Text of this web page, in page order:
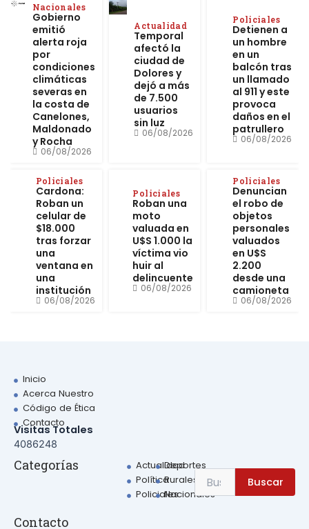
Nacionales
Gobierno
emitió
alerta roja
por
condiciones
climáticas
severas en
la costa de
Canelones,
Maldonado
y Rocha
06/08/2026
Actualidad
Temporal
afectó la
ciudad de
Dolores y
dejó a más
de 7.500
usuarios
sin luz
06/08/2026
Policiales
Detienen a
un hombre
en un
balcón tras
un llamado
al 911 y este
provoca
daños en el
patrullero
06/08/2026
Policiales
Cardona:
Roban un
celular de
$18.000
tras forzar
una
ventana en
una
institución
06/08/2026
Policiales
Roban una
moto
valuada en
U$S 1.000 la
víctima vio
huir al
delincuente
06/08/2026
Policiales
Denuncian
el robo de
objetos
personales
valuados
en U$S
2.200
desde una
camioneta
06/08/2026
Inicio
Acerca Nuestro
Código de Ética
Contacto
Visitas Totales
4086248
Categorías
Actualidad
Política
Policiales
Deportes
Rurales
Nacionales
Search
for:
Buscar
Contacto